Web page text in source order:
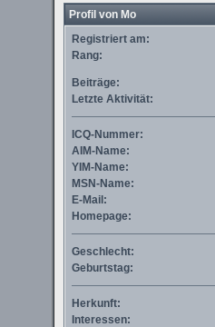
Profil von Mo
Registriert am:
Rang:
Beiträge:
Letzte Aktivität:
ICQ-Nummer:
AIM-Name:
YIM-Name:
MSN-Name:
E-Mail:
Homepage:
Geschlecht:
Geburtstag:
Herkunft:
Interessen: